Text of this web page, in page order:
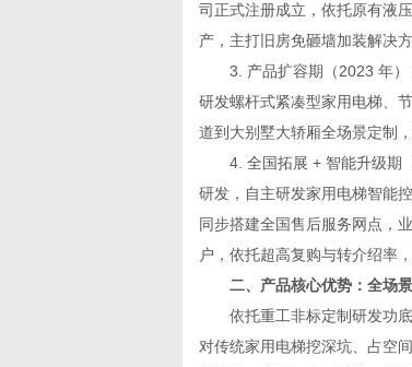
司正式注册成立，依托原有液
产，主打旧房免砸墙加装解决
3. 产品扩容期（2023 年）
研发螺杆式紧凑型家用电梯、
道到大别墅大轿厢全场景定制
4. 全国拓展 + 智能升级期（
研发，自主研发家用电梯智能
同步搭建全国售后服务网点，
户，依托超高复购与转介绍率
二、产品核心优势：全场景
依托重工非标定制研发功底
对传统家用电梯挖深坑、占空